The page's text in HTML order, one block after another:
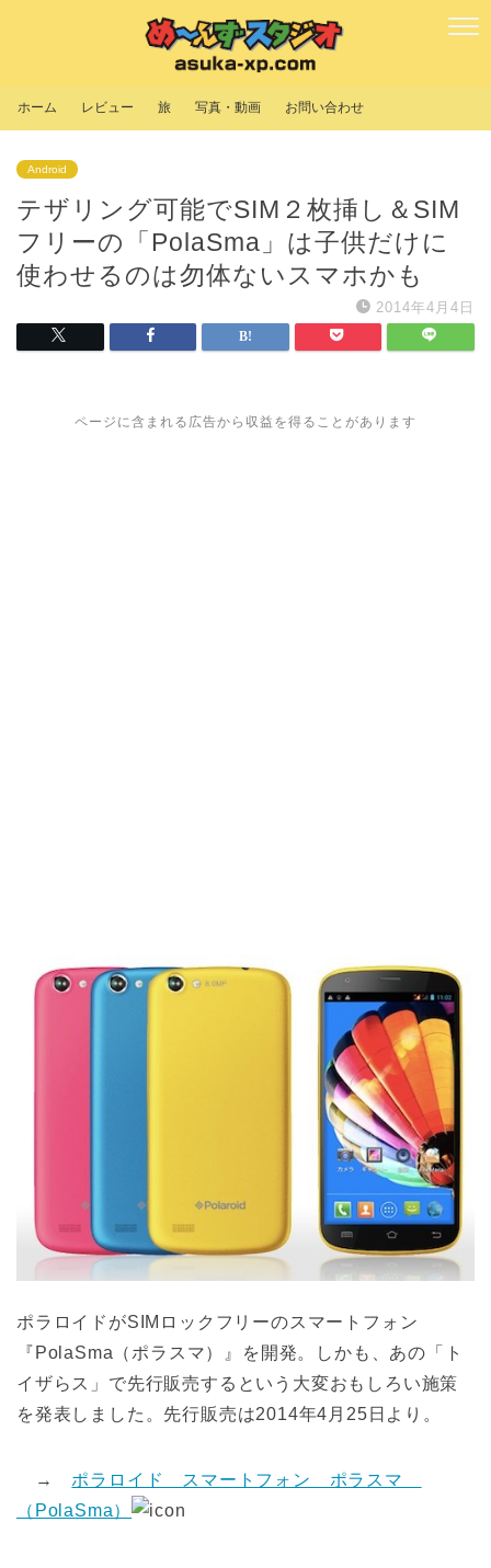
ホーム レビュー 旅 写真・動画 お問い合わせ
Android
テザリング可能でSIM２枚挿し＆SIM
フリーの「PolaSma」は子供だけに
使わせるのは勿体ないスマホかも
2014年4月4日
ページに含まれる広告から収益を得ることがあります
ポラロイドがSIMロックフリーのスマートフォン
『PolaSma（ポラスマ）』を開発。しかも、あの「ト
イザらス」で先行販売するという大変おもしろい施策
を発表しました。先行販売は2014年4月25日より。
→ ポラロイド スマートフォン ポラスマ
（PolaSma）